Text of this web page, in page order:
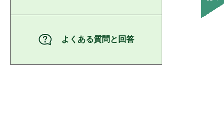
よくある質問と回答